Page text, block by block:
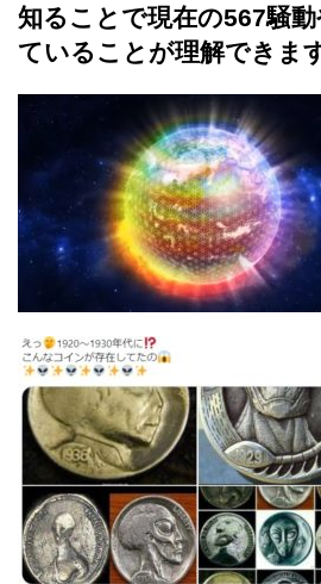
知ることで現在の567騒
ていることが理解できま